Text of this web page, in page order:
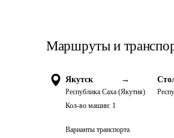
Маршруты и
Якутск →
Республика Саха (Якутия)
Кол-во машин: 1
Варианты транспорта